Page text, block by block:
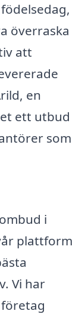
överraska
att
en
ett utbud
som
i
plattform
Vi har